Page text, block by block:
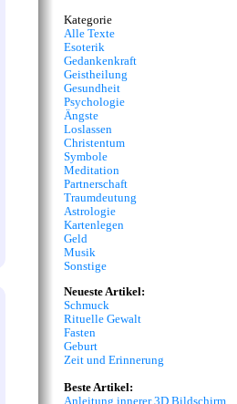
Kategorie
Alle Texte
Esoterik
Gedankenkraft
Geistheilung
Gesundheit
Psychologie
Ängste
Loslassen
Christentum
Symbole
Meditation
Partnerschaft
Traumdeutung
Astrologie
Kartenlegen
Geld
Musik
Sonstige
Neueste Artikel:
Schmuck
Rituelle Gewalt
Fasten
Geburt
Zeit und Erinnerung
Beste Artikel:
Anleitung innerer 3D Bildschirm